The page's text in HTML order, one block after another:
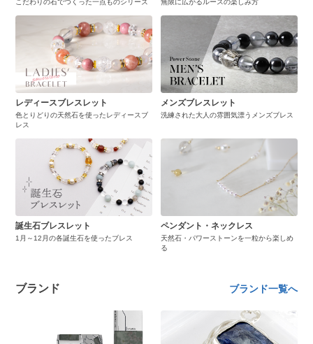
こだわりの石でつくった一点ものシリーズ 無限に広がるルースの楽しみ方
レディースブレスレット
色とりどりの天然石を使ったレディースブ
レス
メンズブレスレット
洗練された大人の雰囲気漂うメンズブレス
誕生石ブレスレット
1月～12月の各誕生石を使ったブレス
ペンダント・ネックレス
天然石・パワーストーンを一粒から楽しめ
る
ブランド ブランド一覧へ